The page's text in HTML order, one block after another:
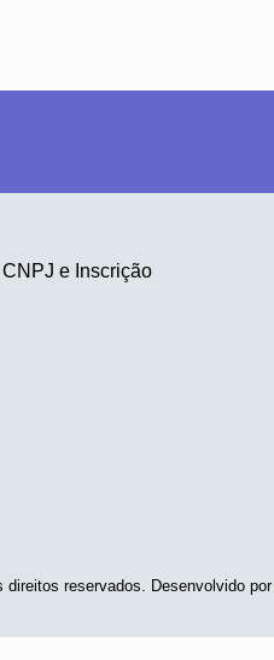
e Inscrição
direitos reservados. Desenvolvido por